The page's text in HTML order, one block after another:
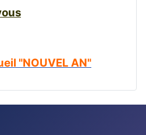
"NOUVEL AN"